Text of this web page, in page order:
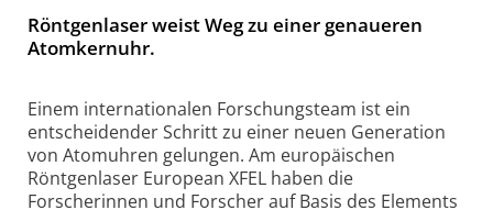
Röntgenlaser weist Weg zu einer genaueren
Atomkernuhr.
Einem internationalen Forschungsteam ist ein
entscheidender Schritt zu einer neuen Generation
von Atomuhren gelungen. Am europäischen
Röntgenlaser European XFEL haben die
Forscherinnen und Forscher auf Basis des Elements